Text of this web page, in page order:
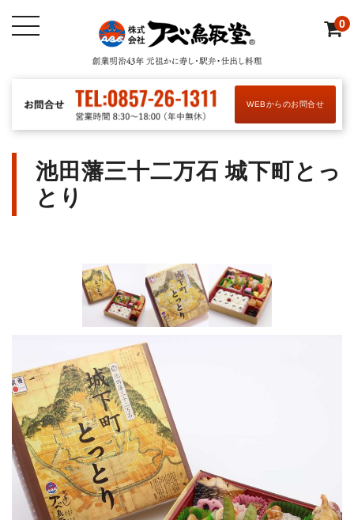
WEBからのお問合せ
0
池田藩三十二万石 城下町とっ
とり